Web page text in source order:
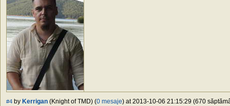
#4 by Kerrigan (Knight of TMD) (0 mesaje) at 2013-10-06 21:15:29 (670